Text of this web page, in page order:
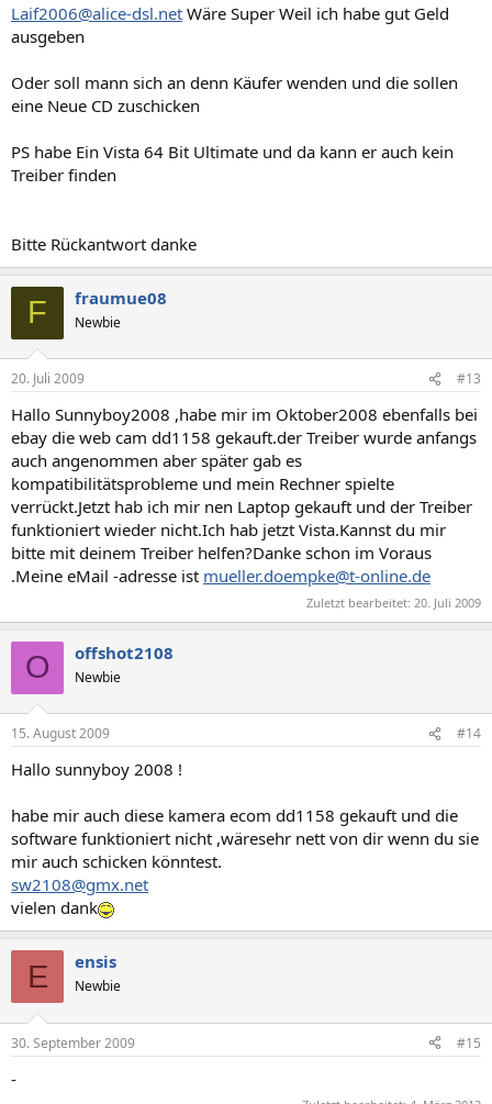
Laif2006@alice-dsl.net Wäre Super Weil ich habe gut Geld
ausgeben
Oder soll mann sich an denn Käufer wenden und die sollen
eine Neue CD zuschicken
PS habe Ein Vista 64 Bit Ultimate und da kann er auch kein
Treiber finden
Bitte Rückantwort danke
F fraumue08
Newbie
20. Juli 2009 #13
Hallo Sunnyboy2008 ,habe mir im Oktober2008 ebenfalls bei
ebay die web cam dd1158 gekauft.der Treiber wurde anfangs
auch angenommen aber später gab es
kompatibilitätsprobleme und mein Rechner spielte
verrückt.Jetzt hab ich mir nen Laptop gekauft und der Treiber
funktioniert wieder nicht.Ich hab jetzt Vista.Kannst du mir
bitte mit deinem Treiber helfen?Danke schon im Voraus
.Meine eMail -adresse ist mueller.doempke@t-online.de
Zuletzt bearbeitet: 20. Juli 2009
O offshot2108
Newbie
15. August 2009 #14
Hallo sunnyboy 2008 !
habe mir auch diese kamera ecom dd1158 gekauft und die
software funktioniert nicht ,wäresehr nett von dir wenn du sie
mir auch schicken könntest.
sw2108@gmx.net
vielen dank
E ensis
Newbie
30. September 2009 #15
-